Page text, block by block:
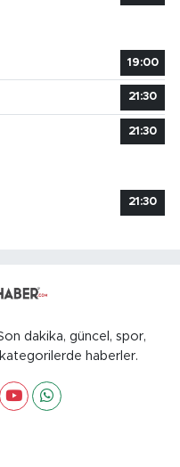
19:00
21:30
21:30
21:30
dakika, güncel, spor,
haberler.